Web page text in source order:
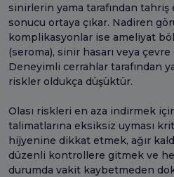
sinirlerin yama tarafından tahriş
sonucu ortaya çıkar. Nadiren
komplikasyonlar ise ameliyat
(seroma), sinir hasarı veya
Deneyimli cerrahlar tarafından
riskler oldukça düşüktür.
Olası riskleri en aza indirmek
talimatlarına eksiksiz uyması
hijyenine dikkat etmek, ağır
düzenli kontrollere gitmek ve
durumda vakit kaybetmeden